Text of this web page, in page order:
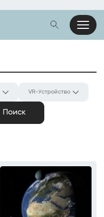
VR-Устройство